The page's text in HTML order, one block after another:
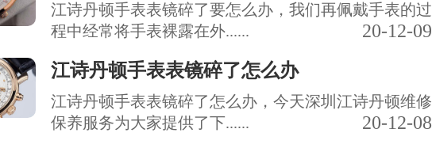
江诗丹顿手表表镜碎了要怎么办，我们再佩戴手表的过
程中经常将手表裸露在外......
20-12-09
江诗丹顿手表表镜碎了怎么办
江诗丹顿手表表镜碎了怎么办，今天深圳江诗丹顿维修
保养服务为大家提供了下......
20-12-08